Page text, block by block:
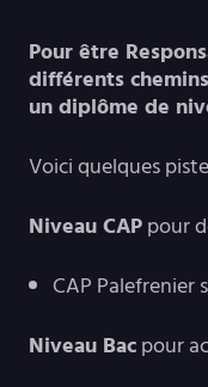
Pour être
différents
un diplôme de
Voici quelques
Niveau CAPpour
CAP Palefrenier
Niveau Bacpour